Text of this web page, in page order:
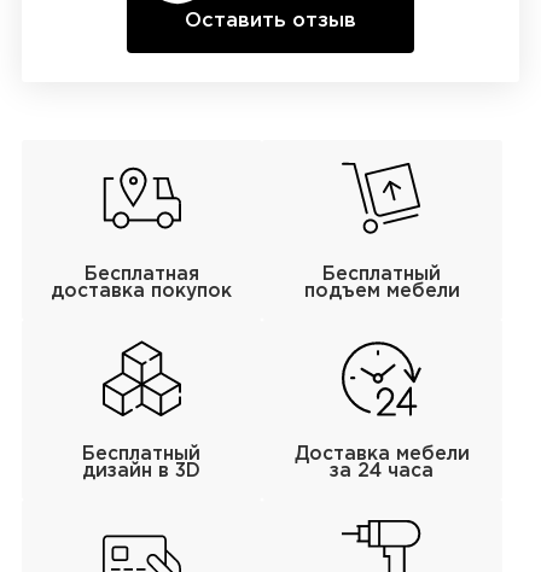
Оставить отзыв
Бесплатная
доставка покупок
Бесплатный
подъем мебели
Бесплатный
дизайн в 3D
Доставка мебели
за 24 часа